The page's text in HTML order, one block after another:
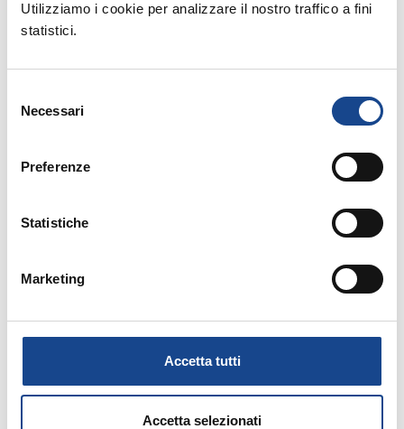
Utilizziamo i cookie per analizzare il nostro traffico a fini
statistici.
delNecessari
Preferenze
Statistiche
Marketing
Accetta tutti
Accetta selezionati
2019
procedimenti
FORMIA (LT) - Ultimissime da ANUSCA:
novità normative e giurisprudenziali dal
Convegno Nazionale 2018